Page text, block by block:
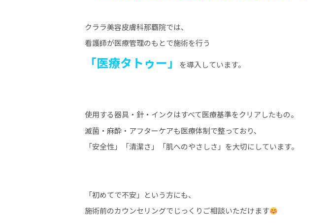
クララ美容皮膚科那覇院では、
看護師が医療管理のもとで施術を行う
「医療タトゥー」 を導入しています。
使用する器具・針・インクはすべて医療基準をクリアしたもの。
滅菌・麻酔・アフターケアも医療体制で整っており、
「安全性」「清潔さ」「肌へのやさしさ」を大切にしています。
「初めてで不安」という方にも、
施術前のカウンセリングでじっくりご相談いただけます